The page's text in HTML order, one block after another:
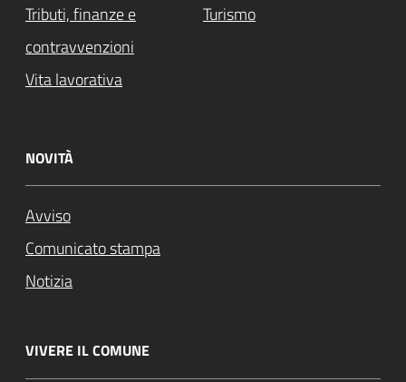
Tributi, finanze e
contravvenzioni
Turismo
Vita lavorativa
NOVITÀ
Avviso
Comunicato stampa
Notizia
VIVERE IL COMUNE